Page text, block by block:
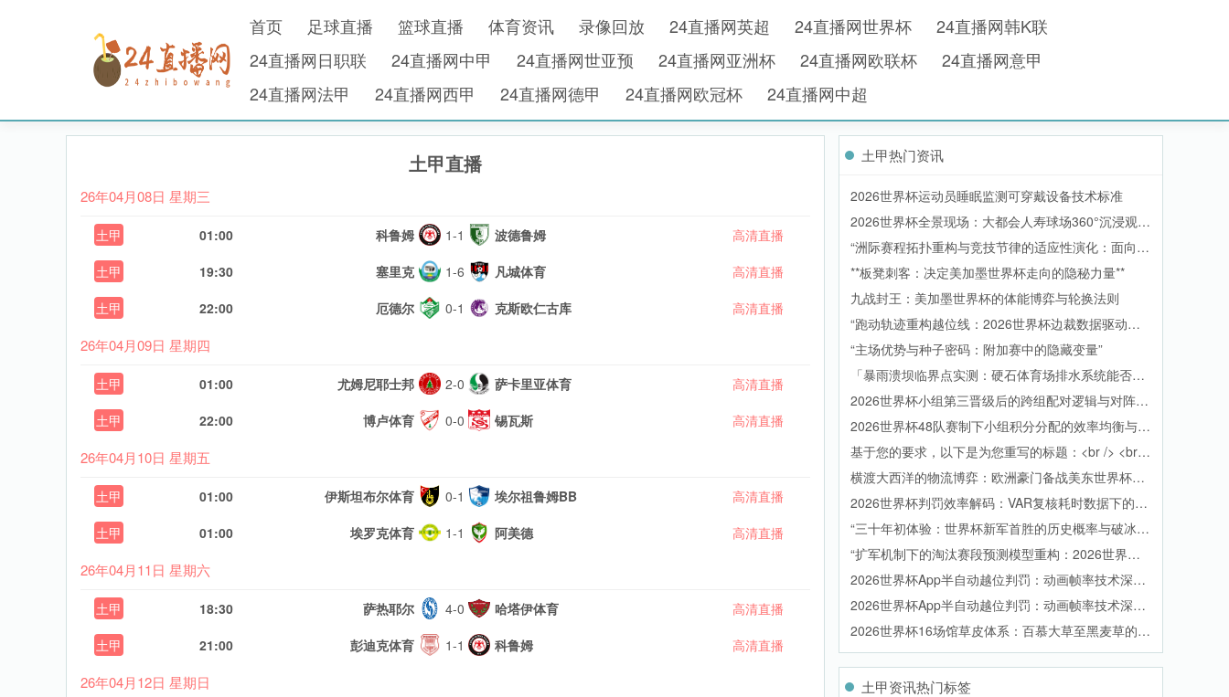
首页 足球直播 篮球直播 体育资讯 录像回放 24直播网英超 24直播网世界杯
24直播网韩K联
24直播网日职联
24直播网中甲 24直播网世亚预 24直播网亚洲杯 24直播网欧联杯
24直播网意甲
24直播网法甲
24直播网西甲 24直播网德甲 24直播网欧冠杯 24直播网中超
土甲直播
26年04月08日 星期三
土甲 01:00 科鲁姆 1-1 波德鲁姆
高清直播
土甲
19:30 塞里克 1-6 凡城体育
高清直播
土甲
22:00 厄德尔 0-1 克斯欧仁古库 高清直播
26年04月09日 星期四
土甲 01:00 尤姆尼耶士邦 2-0 萨卡里亚体育
高清直播
土甲
22:00 博卢体育 0-0 锡瓦斯 高清直播
26年04月10日 星期五
土甲 01:00 伊斯坦布尔体育 0-1 埃尔祖鲁姆BB
高清直播
土甲
01:00 埃罗克体育 1-1 阿美德 高清直播
26年04月11日 星期六
土甲 18:30 萨热耶尔 4-0 哈塔伊体育
高清直播
土甲
21:00 彭迪克体育 1-1 科鲁姆 高清直播
26年04月12日 星期日
土甲热门资讯
2026世界杯运动员睡眠监测可穿戴设备技术标准
2026世界杯全景现场：大都会人寿球场360°沉浸观赛
实录
“洲际赛程拓扑重构与竞技节律的适应性演化：面向
2026世界杯的备战体系升级路径”
**板凳刺客：决定美加墨世界杯走向的隐秘力量**
九战封王：美加墨世界杯的体能博弈与轮换法则
“跑动轨迹重构越位线：2026世界杯边裁数据驱动的
规则进化”
“主场优势与种子密码：附加赛中的隐藏变量”
「暴雨溃坝临界点实测：硬石体育场排水系统能否扛
住2026世界杯洪峰」
2026世界杯小组第三晋级后的跨组配对逻辑与对阵生
成机制详解
2026世界杯48队赛制下小组积分分配的效率均衡与竞
争格局演化研究
基于您的要求，以下是为您重写的标题：<br /> <br
/> **LED照明色温参数对2026世界杯电视转播色彩保
真度的作用机理研究**
横渡大西洋的物流博弈：欧洲豪门备战美东世界杯的
物资周转效能透视
2026世界杯判罚效率解码：VAR复核耗时数据下的32
强博弈
“三十年初体验：世界杯新军首胜的历史概率与破冰密
码”
“扩军机制下的淘汰赛段预测模型重构：2026世界杯
首轮淘汰赛扰动效应分析”
2026世界杯App半自动越位判罚：动画帧率技术深度
拆解
2026世界杯App半自动越位判罚：动画帧率技术深度
拆解
2026世界杯16场馆草皮体系：百慕大草至黑麦草的生
态递变与品种优选路径
土甲资讯热门标签